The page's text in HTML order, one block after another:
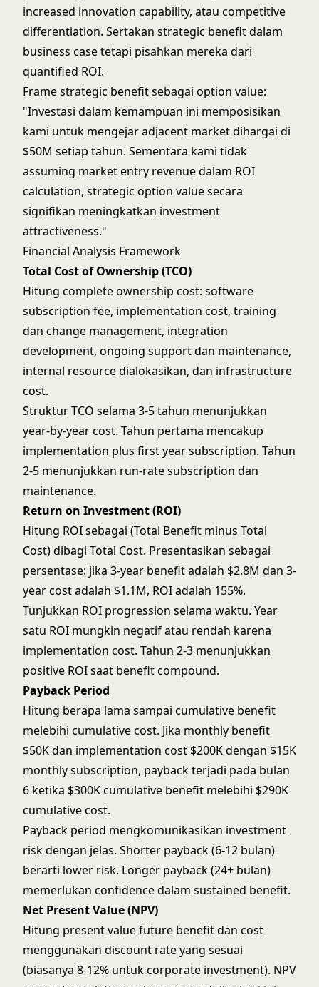
increased innovation capability, atau competitive
differentiation. Sertakan strategic benefit dalam
business case tetapi pisahkan mereka dari
quantified ROI.
Frame strategic benefit sebagai option value:
"Investasi dalam kemampuan ini memposisikan
kami untuk mengejar adjacent market dihargai di
$50M setiap tahun. Sementara kami tidak
assuming market entry revenue dalam ROI
calculation, strategic option value secara
signifikan meningkatkan investment
attractiveness."
Financial Analysis Framework
Total Cost of Ownership (TCO)
Hitung complete ownership cost: software
subscription fee, implementation cost, training
dan change management, integration
development, ongoing support dan maintenance,
internal resource dialokasikan, dan infrastructure
cost.
Struktur TCO selama 3-5 tahun menunjukkan
year-by-year cost. Tahun pertama mencakup
implementation plus first year subscription. Tahun
2-5 menunjukkan run-rate subscription dan
maintenance.
Return on Investment (ROI)
Hitung ROI sebagai (Total Benefit minus Total
Cost) dibagi Total Cost. Presentasikan sebagai
persentase: jika 3-year benefit adalah $2.8M dan 3-
year cost adalah $1.1M, ROI adalah 155%.
Tunjukkan ROI progression selama waktu. Year
satu ROI mungkin negatif atau rendah karena
implementation cost. Tahun 2-3 menunjukkan
positive ROI saat benefit compound.
Payback Period
Hitung berapa lama sampai cumulative benefit
melebihi cumulative cost. Jika monthly benefit
$50K dan implementation cost $200K dengan $15K
monthly subscription, payback terjadi pada bulan
6 ketika $300K cumulative benefit melebihi $290K
cumulative cost.
Payback period mengkomunikasikan investment
risk dengan jelas. Shorter payback (6-12 bulan)
berarti lower risk. Longer payback (24+ bulan)
memerlukan confidence dalam sustained benefit.
Net Present Value (NPV)
Hitung present value future benefit dan cost
menggunakan discount rate yang sesuai
(biasanya 8-12% untuk corporate investment). NPV